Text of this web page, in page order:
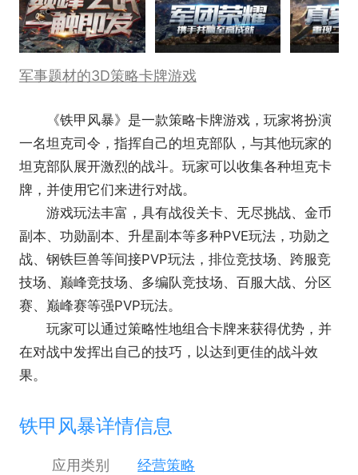
军事题材的3D策略卡牌游戏
《铁甲风暴》是一款策略卡牌游戏，玩家将扮演
一名坦克司令，指挥自己的坦克部队，与其他玩家的
坦克部队展开激烈的战斗。玩家可以收集各种坦克卡
牌，并使用它们来进行对战。
游戏玩法丰富，具有战役关卡、无尽挑战、金币
副本、功勋副本、升星副本等多种PVE玩法，功勋之
战、钢铁巨兽等间接PVP玩法，排位竞技场、跨服竞
技场、巅峰竞技场、多编队竞技场、百服大战、分区
赛、巅峰赛等强PVP玩法。
玩家可以通过策略性地组合卡牌来获得优势，并
在对战中发挥出自己的技巧，以达到更佳的战斗效
果。
铁甲风暴详情信息
应用类别
经营策略